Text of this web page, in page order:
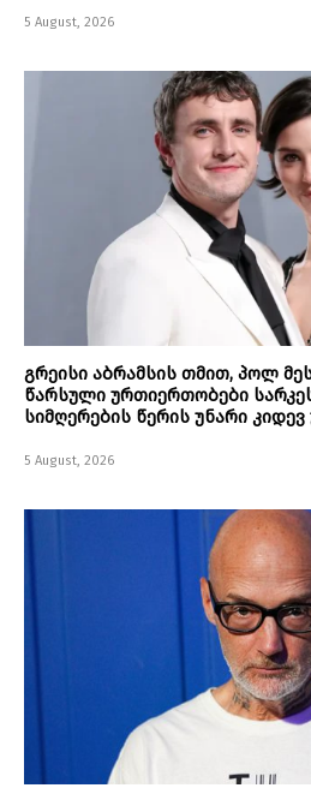
5 August, 2026
გრეისი აბრამსის თმით, პოლ
წარსული ურთიერთობები
სიმღერების წერის უნარი
5 August, 2026